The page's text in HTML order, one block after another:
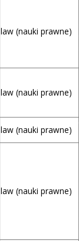
law (nauki prawne)
law (nauki prawne)
law (nauki prawne)
law (nauki prawne)